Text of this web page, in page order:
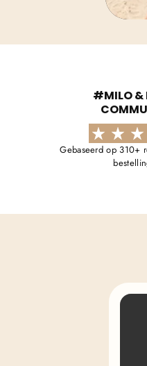
#MILO &
Gebaseerd op 310+